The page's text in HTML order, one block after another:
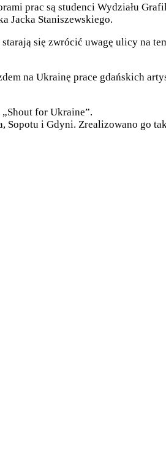
prac są studenci Wydziału
Jacka Staniszewskiego.
się zwrócić uwagę ulicy na
na Ukrainę prace gdańskich
for Ukraine”.
i Gdyni. Zrealizowano go